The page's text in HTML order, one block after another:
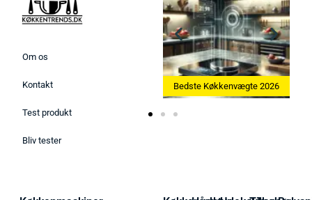
Om os
Kontakt
Test produkt
Bliv tester
Bedste Ismaskine 2026 Bedste Køkkenvægte 2026